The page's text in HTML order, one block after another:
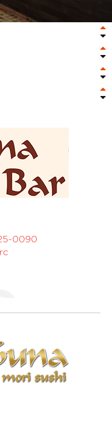
0090